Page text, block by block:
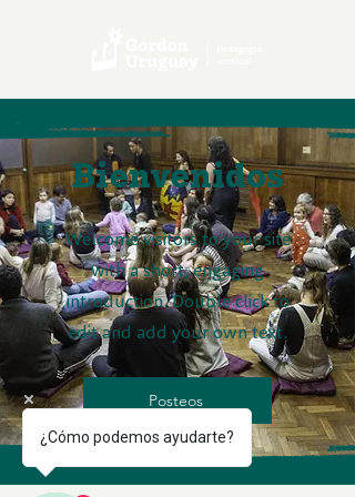
Bienvenidos
Welcome visitors to your site
with a short, engaging
introduction. Double click to
edit and add your own text.
Posteos
¿Cómo podemos ayudarte?